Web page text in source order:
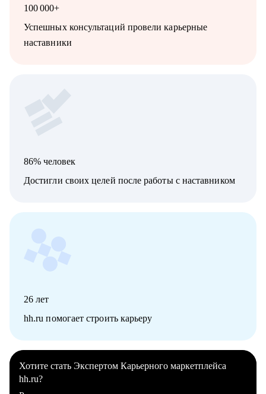
100 000+
Успешных консультаций провели карьерные
наставники
86% человек
Достигли своих целей после работы с наставником
26 лет
hh.ru помогает строить карьеру
Хотите стать Экспертом Карьерного маркетплейса
hh.ru?